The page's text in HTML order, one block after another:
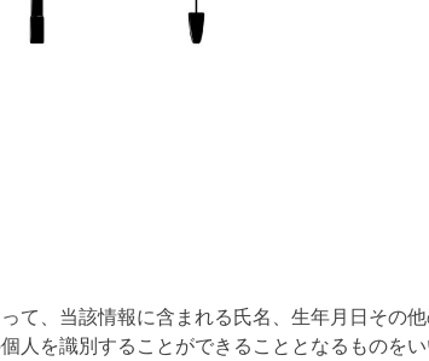
て、当該情報に含まれる氏名、生年月日そ
人を識別することができることとなるものをい